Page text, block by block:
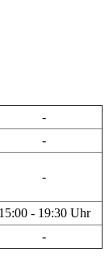
-
-
-
15:00 - 19:30 Uhr
-